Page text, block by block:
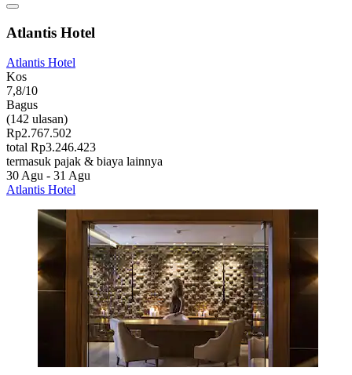
Atlantis Hotel
Atlantis Hotel
Kos
7,8/10
Bagus
(142 ulasan)
Rp2.767.502
total Rp3.246.423
termasuk pajak & biaya lainnya
30 Agu - 31 Agu
Atlantis Hotel